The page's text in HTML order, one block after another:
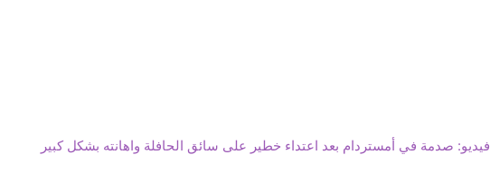
فيديو: صدمة في أمستردام بعد اعتداء خطير على سائق الحافلة واهانته بشكل كبير